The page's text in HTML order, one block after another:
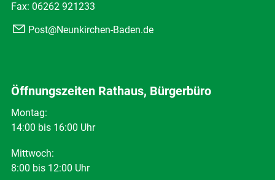
Fax: 06262 921233
Post@Neunkirchen-Baden.de
Öffnungszeiten Rathaus, Bürgerbüro
Montag:
14:00 bis 16:00 Uhr
Mittwoch:
8:00 bis 12:00 Uhr